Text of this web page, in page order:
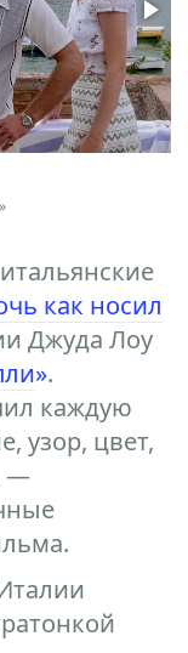
как носил
Джуда Лоу
».
каждую
узор, цвет,
—